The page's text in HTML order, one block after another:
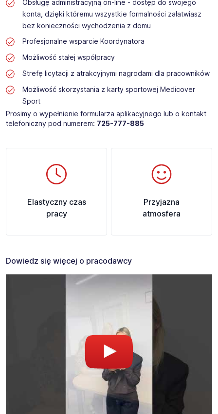
Obsługę administracyjną on-line - dostęp do swojego
konta, dzięki któremu wszystkie formalności załatwiasz
bez konieczności wychodzenia z domu
Profesjonalne wsparcie Koordynatora
Możliwość stałej współpracy
Strefę licytacji z atrakcyjnymi nagrodami dla pracowników
Możliwość skorzystania z karty sportowej Medicover
Sport
Prosimy o wypełnienie formularza aplikacyjnego lub o kontakt
telefoniczny pod numerem: 725-777-885
Elastyczny czas
pracy
Przyjazna
atmosfera
Dowiedz się więcej o pracodawcy